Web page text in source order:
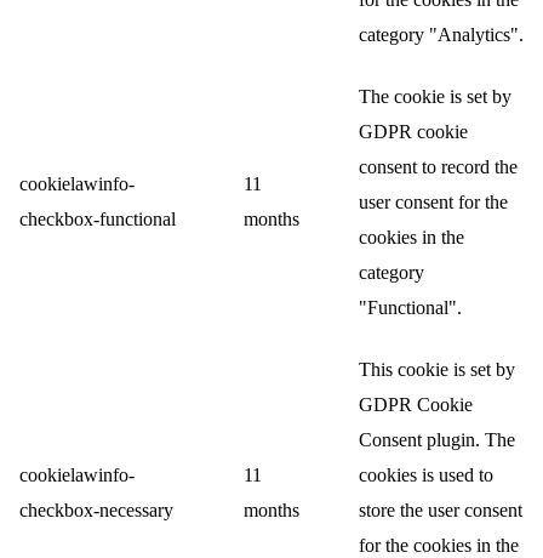
category "Analytics".
cookielawinfo-
checkbox-functional
11
months
The cookie is set by
GDPR cookie
consent to record the
user consent for the
cookies in the
category
"Functional".
cookielawinfo-
checkbox-necessary
11
months
This cookie is set by
GDPR Cookie
Consent plugin. The
cookies is used to
store the user consent
for the cookies in the